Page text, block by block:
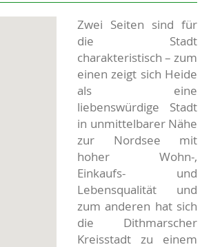
Zwei Seiten sind für
die Stadt
charakteristisch – zum
einen zeigt sich Heide
als eine
liebenswürdige Stadt
in unmittelbarer Nähe
zur Nordsee mit
hoher Wohn-,
Einkaufs- und
Lebensqualität und
zum anderen hat sich
die Dithmarscher
Kreisstadt zu einem